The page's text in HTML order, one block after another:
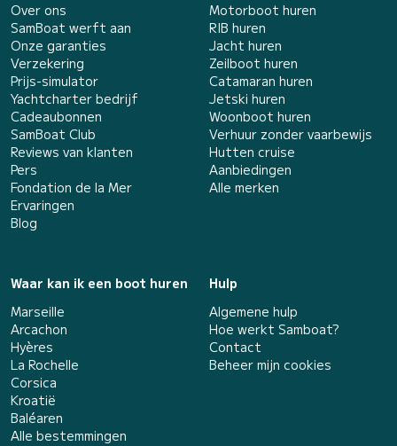
Over ons
SamBoat werft aan
Onze garanties
Verzekering
Prijs-simulator
Yachtcharter bedrijf
Cadeaubonnen
SamBoat Club
Reviews van klanten
Pers
Fondation de la Mer
Ervaringen
Blog
Motorboot huren
RIB huren
Jacht huren
Zeilboot huren
Catamaran huren
Jetski huren
Woonboot huren
Verhuur zonder vaarbewijs
Hutten cruise
Aanbiedingen
Alle merken
Waar kan ik een boot huren
Marseille
Arcachon
Hyères
La Rochelle
Corsica
Kroatië
Baléaren
Alle bestemmingen
Hulp
Algemene hulp
Hoe werkt Samboat?
Contact
Beheer mijn cookies